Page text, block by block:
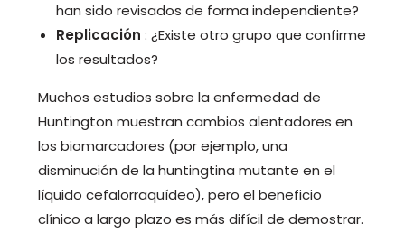
han sido revisados ​​de forma independiente?
Replicación : ¿Existe otro grupo que confirme
los resultados?
Muchos estudios sobre la enfermedad de
Huntington muestran cambios alentadores en
los biomarcadores (por ejemplo, una
disminución de la huntingtina mutante en el
líquido cefalorraquídeo), pero el beneficio
clínico a largo plazo es más difícil de demostrar.